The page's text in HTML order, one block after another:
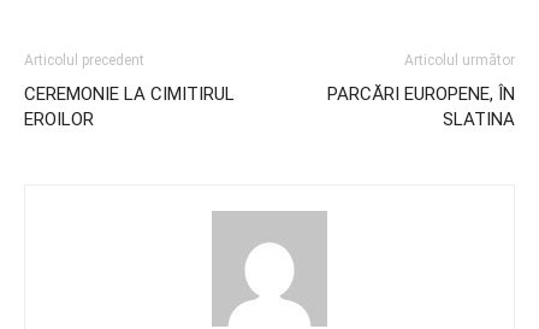
Articolul precedent
CEREMONIE LA CIMITIRUL
EROILOR
Articolul următor
PARCĂRI EUROPENE, ÎN
SLATINA